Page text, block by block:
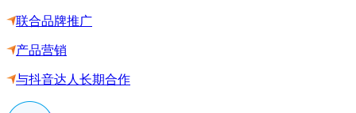
联合品牌推广
产品营销
与抖音达人长期合作